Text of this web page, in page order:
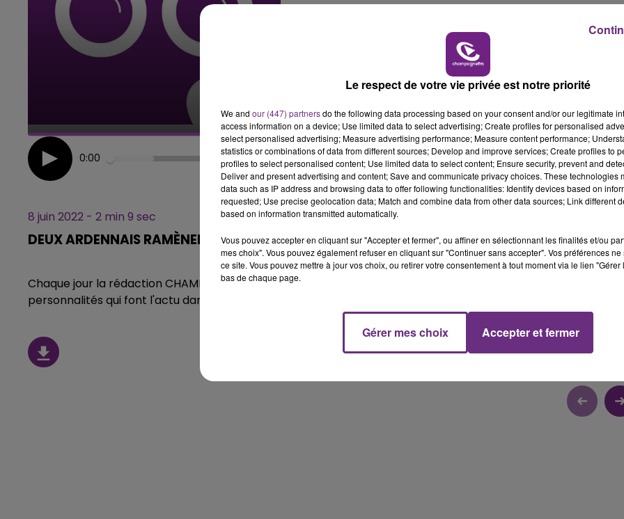
5h00 - 6h00
LE BEST OF DE LA FAMILLE
CHAMPAGNE FM
LA FAMILLE
0:00 2 min 9
8 juin 2022 - 2 min 9 sec
DEUX ARDENNAIS RAMÈNENT UN PRIX DE LA STAR WARS CELEBRATION
Chaque jour la rédaction CHAMPAGNE FM, vous propose un ZOOM sur un sujet d'actualité. Rencontre avec les
personnalités qui font l'actu dans notre région.
Le respect de votre vie privée est notre priorité
We and our (447) partnersdo the following data processing based on your consent and/or our legitimate
access information on a device; Use limited data to select advertising; Create profiles for personalised
select personalised advertising; Measure advertising performance; Measure content performance;
statistics or combinations of data from different sources; Develop and improve services; Create profiles to
profiles to select personalised content; Use limited data to select content; Ensure security, prevent and
Deliver and present advertising and content; Save and communicate privacy choices. These technologies
data such as IP address and browsing data to offer following functionalities: Identify devices based on
requested; Use precise geolocation data; Match and combine data from other data sources; Link different
based on information transmitted automatically.
Vous pouvez accepter en cliquant sur "Accepter et fermer", ou affiner en sélectionnant les finalités et/ou
mes choix". Vous pouvez également refuser en cliquant sur "Continuer sans accepter". Vos préférences
ce site. Vous pouvez mettre à jour vos choix, ou retirer votre consentement à tout moment via le lien
bas de chaque page.
Gérer mes choix Accepter et fermer